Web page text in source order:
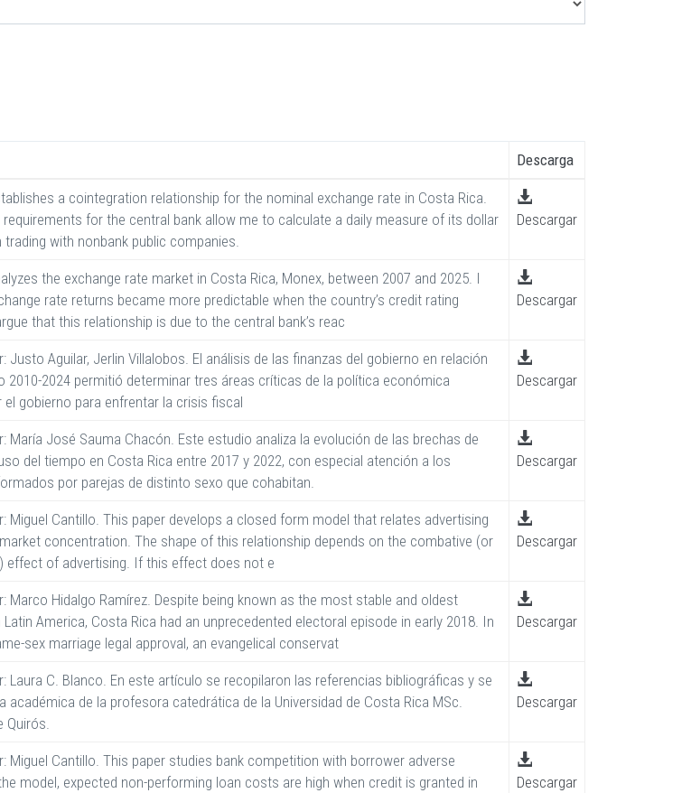
Descarga
a cointegration relationship for the nominal exchange rate in Costa Rica.
for the central bank allow me to calculate a daily measure of its dollar
with nonbank public companies.
Descargar
the exchange rate market in Costa Rica, Monex, between 2007 and 2025. I
rate returns became more predictable when the country’s credit rating
that this relationship is due to the central bank’s reac
Descargar
Justo Aguilar, Jerlin Villalobos. El análisis de las finanzas del gobierno en relación
2010-2024 permitió determinar tres áreas críticas de la política económica
el gobierno para enfrentar la crisis fiscal
Descargar
María José Sauma Chacón. Este estudio analiza la evolución de las brechas de
del tiempo en Costa Rica entre 2017 y 2022, con especial atención a los
por parejas de distinto sexo que cohabitan.
Descargar
Miguel Cantillo. This paper develops a closed form model that relates advertising
concentration. The shape of this relationship depends on the combative (or
effect of advertising. If this effect does not e
Descargar
Marco Hidalgo Ramírez. Despite being known as the most stable and oldest
America, Costa Rica had an unprecedented electoral episode in early 2018. In
sex marriage legal approval, an evangelical conservat
Descargar
Laura C. Blanco. En este artículo se recopilaron las referencias bibliográficas y se
académica de la profesora catedrática de la Universidad de Costa Rica MSc.
Quirós.
Descargar
Miguel Cantillo. This paper studies bank competition with borrower adverse
model, expected non-performing loan costs are high when credit is granted in
Descargar